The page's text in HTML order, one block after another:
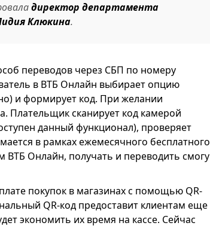
директор департамента
Клюкина.
переводов через СБП по номеру
в ВТБ Онлайн выбирает опцию
и формирует код. При желании
Плательщик сканирует код камерой
данный функционал), проверяет
в рамках ежемесячного бесплатного
ВТБ Онлайн, получать и переводить смогу
покупок в магазинах с помощью QR-
QR-код предоставит клиентам еще
экономить их время на кассе. Сейчас